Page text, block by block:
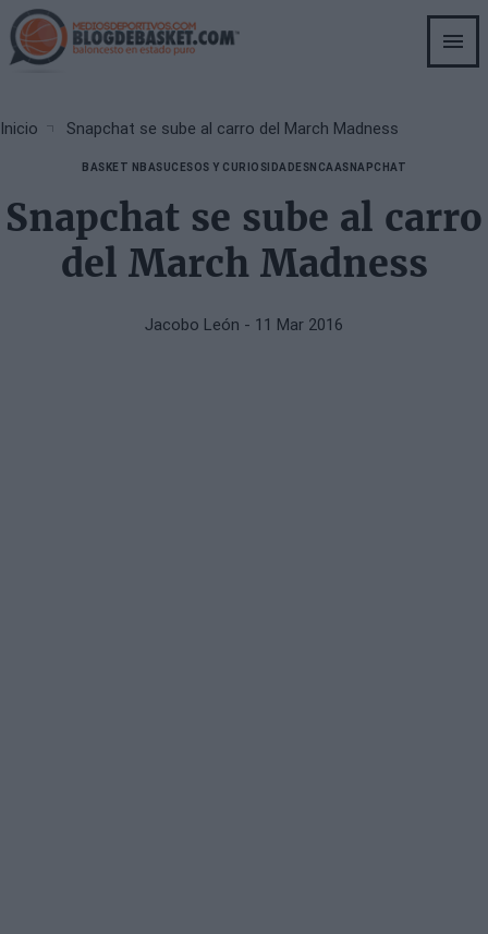
Skip
to
main
Breadcrumb
Inicio Snapchat se sube al carro del March Madness
BASKET NBASUCESOS Y CURIOSIDADESNCAASNAPCHAT
Snapchat se sube al carro
del March Madness
Jacobo León - 11 Mar 2016